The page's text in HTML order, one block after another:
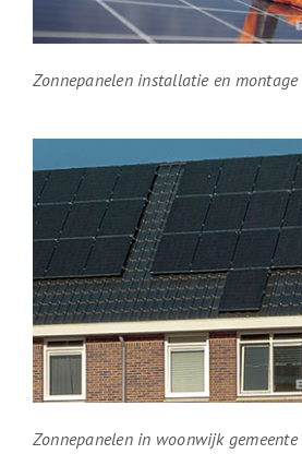
Zonnepanelen installatie en montage
Zonnepanelen in woonwijk gemeente